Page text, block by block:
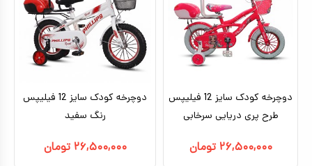
دوچرخه کودک سایز 12 فیلیپس
طرح پری دریایی سرخابی
۲۶,۵۰۰,۰۰۰ تومان
دوچرخه کودک سایز 12 فیلیپس
رنگ سفید
۲۶,۵۰۰,۰۰۰ تومان